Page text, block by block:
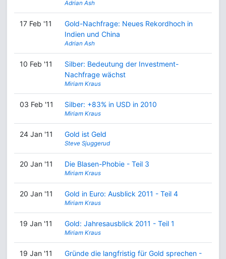
Adrian Ash
17 Feb '11
Gold-Nachfrage: Neues Rekordhoch in
Indien und China
Adrian Ash
10 Feb '11
Silber: Bedeutung der Investment-
Nachfrage wächst
Miriam Kraus
03 Feb '11 Silber: +83% in USD in 2010
Miriam Kraus
24 Jan '11 Gold ist Geld
Steve Sjuggerud
20 Jan '11 Die Blasen-Phobie - Teil 3
Miriam Kraus
20 Jan '11 Gold in Euro: Ausblick 2011 - Teil 4
Miriam Kraus
19 Jan '11 Gold: Jahresausblick 2011 - Teil 1
Miriam Kraus
19 Jan '11
Gründe die langfristig für Gold sprechen -